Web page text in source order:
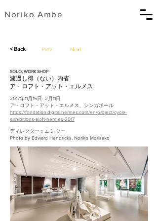
​Noriko Ambe
< Back Prev Next
SOLO, WORK SHOP
濾過し得（ない）内省
ア・ロフト・アット・エルメス
2017年11月15日- 2月11日
ア・ロフト・アット・エルメス、シンガポール
https://fondation.digital.hermes.com/en/project/cycle-
exhibitions-aloft-hermes-2017
ディレクター：エミ·ウー
Photo by Edward Hendricks, Noriko Morisako